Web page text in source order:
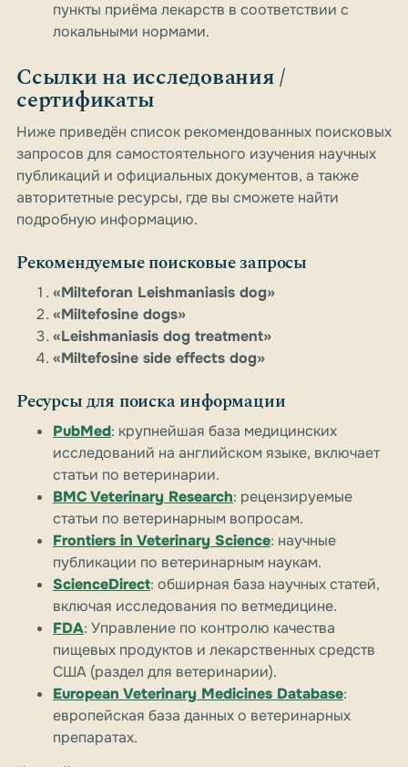
пункты приёма лекарств в соответствии с
локальными нормами.
Ссылки на исследования /
сертификаты
Ниже приведён список рекомендованных поисковых
запросов для самостоятельного изучения научных
публикаций и официальных документов, а также
авторитетные ресурсы, где вы сможете найти
подробную информацию.
Рекомендуемые поисковые запросы
«Milteforan Leishmaniasis dog»
«Miltefosine dogs»
«Leishmaniasis dog treatment»
«Miltefosine side effects dog»
Ресурсы для поиска информации
PubMed: крупнейшая база медицинских
исследований на английском языке, включает
статьи по ветеринарии.
BMC Veterinary Research: рецензируемые
статьи по ветеринарным вопросам.
Frontiers in Veterinary Science: научные
публикации по ветеринарным наукам.
ScienceDirect: обширная база научных статей,
включая исследования по ветмедицине.
FDA: Управление по контролю качества
пищевых продуктов и лекарственных средств
США (раздел для ветеринарии).
European Veterinary Medicines Database:
европейская база данных о ветеринарных
препаратах.